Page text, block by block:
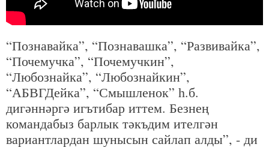
“Познавайка”, “Познавашка”, “Развивайка”,
“Почемучка”, “Почемучкин”,
“Любознайка”, “Любознайкин”,
“АБВГДейка”, “Смышленок” һ.б.
дигәннәргә игътибар иттем. Безнең
командабыз барлык тәкъдим ителгән
вариантлардан шунысын сайлап алды”, - ди